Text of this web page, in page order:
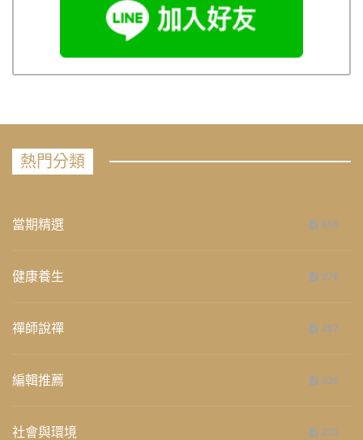
熱門分類
當期精選 658
健康養生 276
禪師說禪 267
編輯推薦 236
社會與環境 235